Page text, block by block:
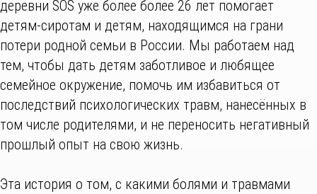
деревни SOS уже более более 26 лет помогает
детям-сиротам и детям, находящимся на грани
потери родной семьи в России. Мы работаем над
тем, чтобы дать детям заботливое и любящее
семейное окружение, помочь им избавиться от
последствий психологических травм, нанесённых в
том числе родителями, и не переносить негативный
прошлый опыт на свою жизнь.
Эта история о том, с какими болями и травмами